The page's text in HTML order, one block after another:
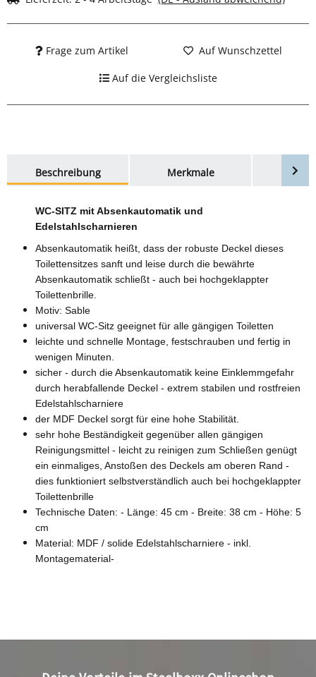
Frage zum Artikel Auf Wunschzettel
Auf die Vergleichsliste
Beschreibung
Merkmale
WC-SITZ mit Absenkautomatik und
Edelstahlscharnieren
Absenkautomatik heißt, dass der robuste Deckel dieses
Toilettensitzes sanft und leise durch die bewährte
Absenkautomatik schließt - auch bei hochgeklappter
Toilettenbrille.
Motiv: Sable
universal WC-Sitz geeignet für alle gängigen Toiletten
leichte und schnelle Montage, festschrauben und fertig in
wenigen Minuten.
sicher - durch die Absenkautomatik keine Einklemmgefahr
durch herabfallende Deckel - extrem stabilen und rostfreien
Edelstahlscharniere
der MDF Deckel sorgt für eine hohe Stabilität.
sehr hohe Beständigkeit gegenüber allen gängigen
Reinigungsmittel - leicht zu reinigen zum Schließen genügt
ein einmaliges, Anstoßen des Deckels am oberen Rand -
dies funktioniert selbstverständlich auch bei hochgeklappter
Toilettenbrille
Technische Daten: - Länge: 45 cm - Breite: 38 cm - Höhe: 5
cm
Material: MDF / solide Edelstahlscharniere - inkl.
Montagematerial-